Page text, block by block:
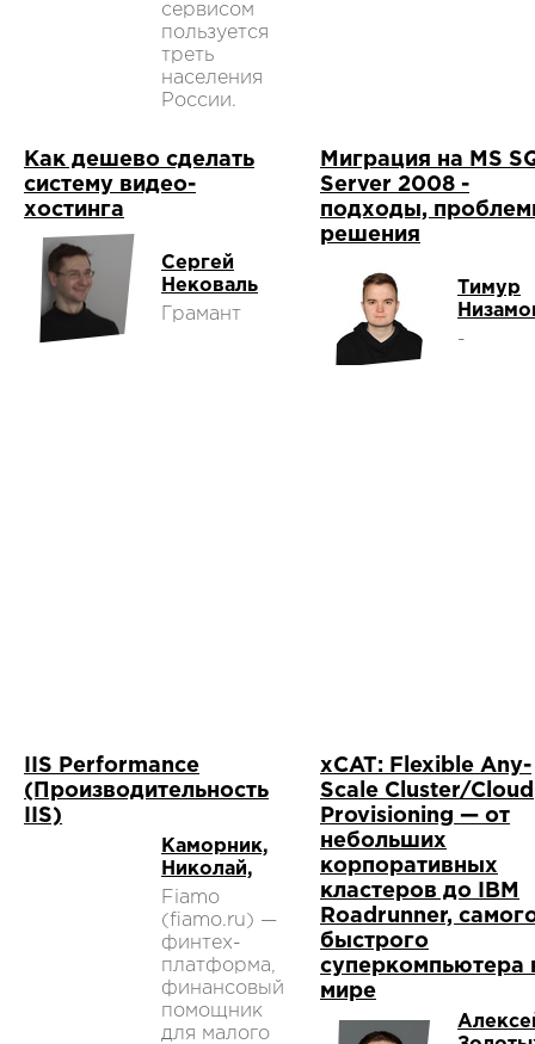
сервисом
пользуется
треть
населения
России.
Как дешево сделать
систему видео-
хостинга
Сергей
Нековаль
Грамант
Миграция на MS
Server 2008 -
подходы,
решения
Тимур
-
IIS Performance
(Производительность
IIS)
Каморник,
Николай,
Fiamo
(fiamo.ru) —
финтех-
платформа,
финансовый
помощник
для малого
xCAT: Flexible Any-
Scale Cluster/Cloud
Provisioning — от
небольших
корпоративных
кластеров до IBM
Roadrunner,
быстрого
суперкомпьютера
мире